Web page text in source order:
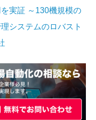
実証 ～130機規模の
システムのロバスト